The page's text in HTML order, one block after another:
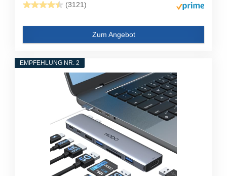
(3121)
Zum Angebot
EMPFEHLUNG NR. 2